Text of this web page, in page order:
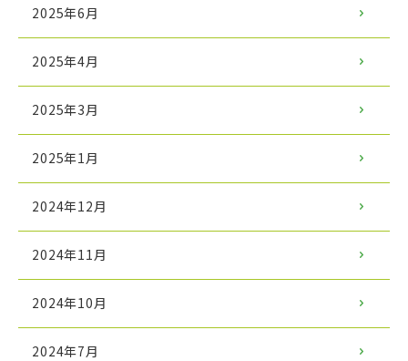
2025年6月
2025年4月
2025年3月
2025年1月
2024年12月
2024年11月
2024年10月
2024年7月